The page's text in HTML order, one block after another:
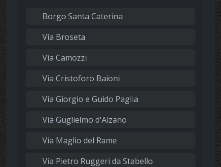
Borgo Santa Caterina
Via Broseta
Via Camozzi
Via Cristoforo Baioni
Via Giorgio e Guido Paglia
Via Guglielmo d'Alzano
Via Maglio del Rame
Via Pietro Ruggeri da Stabello